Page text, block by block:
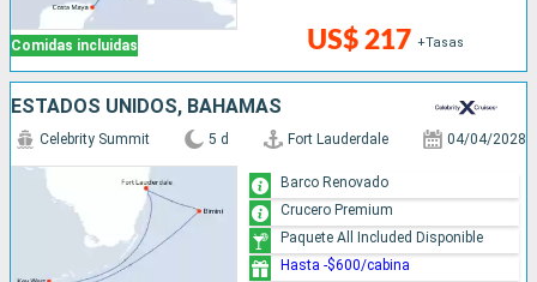
Comidas incluidas US$ 217 +Tasas
ESTADOS UNIDOS, BAHAMAS
Celebrity Summit 5 d Fort Lauderdale 04/04/2028
Barco Renovado
Crucero Premium
Paquete All Included Disponible
Hasta -$600/cabina